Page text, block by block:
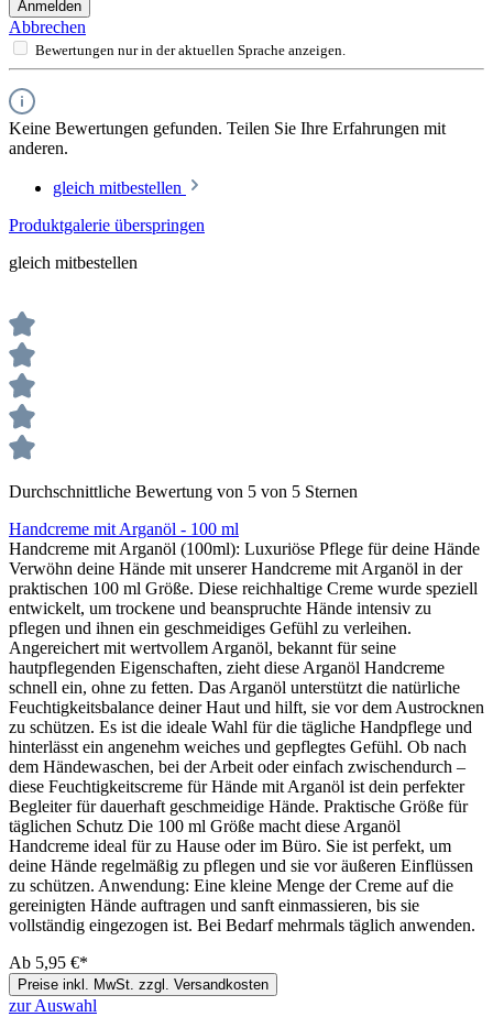
Anmelden
Abbrechen
Bewertungen nur in der aktuellen Sprache anzeigen.
Keine Bewertungen gefunden. Teilen Sie Ihre Erfahrungen mit
anderen.
gleich mitbestellen
Produktgalerie überspringen
gleich mitbestellen
Durchschnittliche Bewertung von 5 von 5 Sternen
Handcreme mit Arganöl - 100 ml
Handcreme mit Arganöl (100ml): Luxuriöse Pflege für deine Hände
Verwöhn deine Hände mit unserer Handcreme mit Arganöl in der
praktischen 100 ml Größe. Diese reichhaltige Creme wurde speziell
entwickelt, um trockene und beanspruchte Hände intensiv zu
pflegen und ihnen ein geschmeidiges Gefühl zu verleihen.
Angereichert mit wertvollem Arganöl, bekannt für seine
hautpflegenden Eigenschaften, zieht diese Arganöl Handcreme
schnell ein, ohne zu fetten. Das Arganöl unterstützt die natürliche
Feuchtigkeitsbalance deiner Haut und hilft, sie vor dem Austrocknen
zu schützen. Es ist die ideale Wahl für die tägliche Handpflege und
hinterlässt ein angenehm weiches und gepflegtes Gefühl. Ob nach
dem Händewaschen, bei der Arbeit oder einfach zwischendurch –
diese Feuchtigkeitscreme für Hände mit Arganöl ist dein perfekter
Begleiter für dauerhaft geschmeidige Hände. Praktische Größe für
täglichen Schutz Die 100 ml Größe macht diese Arganöl
Handcreme ideal für zu Hause oder im Büro. Sie ist perfekt, um
deine Hände regelmäßig zu pflegen und sie vor äußeren Einflüssen
zu schützen. Anwendung: Eine kleine Menge der Creme auf die
gereinigten Hände auftragen und sanft einmassieren, bis sie
vollständig eingezogen ist. Bei Bedarf mehrmals täglich anwenden.
Ab 5,95 €*
Preise inkl. MwSt. zzgl. Versandkosten
zur Auswahl